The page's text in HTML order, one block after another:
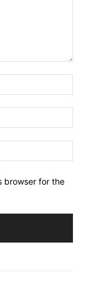
browser for the